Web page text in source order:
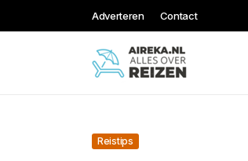
Adverteren Contact
Reistips